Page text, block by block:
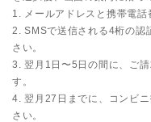
1. メールアドレスと携帯電話
2. SMSで送信される4桁の認
さい。
3. 翌月1日〜5日の間に、ご
す。
4. 翌月27日までに、コンビ
さい。